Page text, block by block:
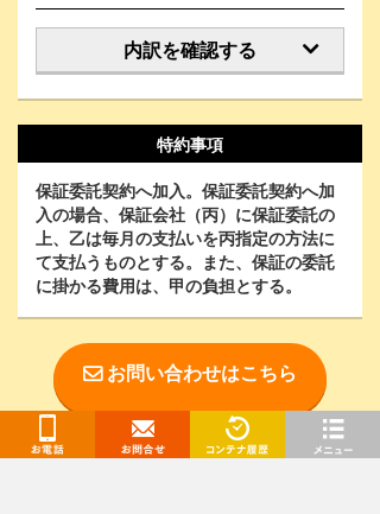
内訳を確認する
特約事項
保証委託契約へ加入。保証委託契約へ加
入の場合、保証会社（丙）に保証委託の
上、乙は毎月の支払いを丙指定の方法に
て支払うものとする。また、保証の委託
に掛かる費用は、甲の負担とする。
お問い合わせはこちら